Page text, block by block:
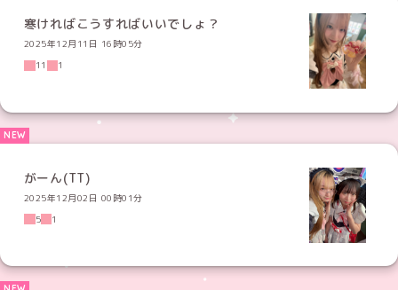
寒ければこうすればいいでしょ？
2025年12月11日 16時05分
11
1
がーん(TT)
2025年12月02日 00時01分
5
1